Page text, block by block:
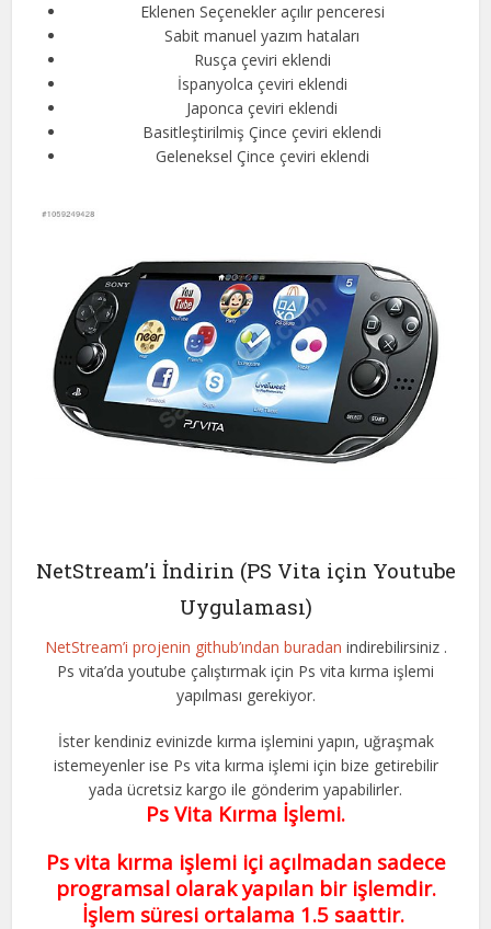
Eklenen Seçenekler açılır penceresi
Sabit manuel yazım hataları
Rusça çeviri eklendi
İspanyolca çeviri eklendi
Japonca çeviri eklendi
Basitleştirilmiş Çince çeviri eklendi
Geleneksel Çince çeviri eklendi
NetStream’i İndirin (PS Vita için Youtube
Uygulaması)
NetStream’i projenin github’ından buradan indirebilirsiniz .
Ps vita’da youtube çalıştırmak için Ps vita kırma işlemi
yapılması gerekiyor.
İster kendiniz evinizde kırma işlemini yapın, uğraşmak
istemeyenler ise Ps vita kırma işlemi için bize getirebilir
yada ücretsiz kargo ile gönderim yapabilirler.
Ps Vita Kırma İşlemi.
Ps vita kırma işlemi içi açılmadan sadece
programsal olarak yapılan bir işlemdir.
İşlem süresi ortalama 1.5 saattir.